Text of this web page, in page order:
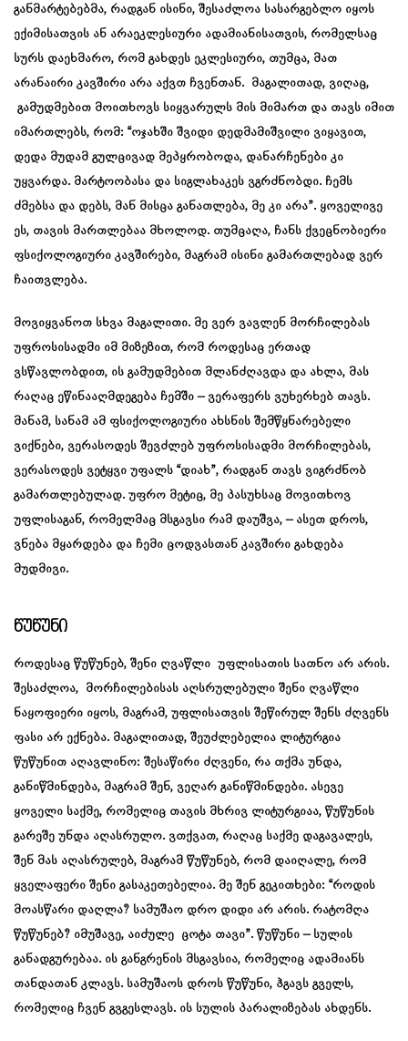
განმარტებებმა, რადგან ისინი, შესაძლოა სასარგებლო იყოს
ექიმისათვის ან არაეკლესიური ადამიანისათვის, რომელსაც
სურს დაეხმარო, რომ გახდეს ეკლესიური, თუმცა, მათ
არანაირი კავშირი არა აქვთ ჩვენთან. მაგალითად, ვიღაც,
გამუდმებით მოითხოვს სიყვარულს მის მიმართ და თავს იმით
იმართლებს, რომ: “ოჯახში შვიდი დედმამიშვილი ვიყავით,
დედა მუდამ გულცივად მეპყრობოდა, დანარჩენები კი
უყვარდა. მარტოობასა და სიგლახაკეს ვგრძნობდი. ჩემს
ძმებსა და დებს, მან მისცა განათლება, მე კი არა”. ყოველივე
ეს, თავის მართლებაა მხოლოდ. თუმცაღა, ჩანს ქვეცნობიერი
ფსიქოლოგიური კავშირები, მაგრამ ისინი გამართლებად ვერ
ჩაითვლება.
მოვიყვანოთ სხვა მაგალითი. მე ვერ ვავლენ მორჩილებას
უფროსისადმი იმ მიზეზით, რომ როდესაც ერთად
ვსწავლობდით, ის გამუდმებით მლანძღავდა და ახლა, მას
რაღაც ეწინააღმდეგება ჩემში – ვერაფერს ვუხერხებ თავს.
მანამ, სანამ ამ ფსიქოლოგიური ახსნის შემწყნარებელი
ვიქნები, ვერასოდეს შევძლებ უფროსისადმი მორჩილებას,
ვერასოდეს ვეტყვი უფალს “დიახ”, რადგან თავს ვიგრძნობ
გამართლებულად. უფრო მეტიც, მე პასუხსაც მოვითხოვ
უფლისაგან, რომელმაც მსგავსი რამ დაუშვა, – ასეთ დროს,
ვნება მყარდება და ჩემი ცოდვასთან კავშირი გახდება
მუდმივი.
Წუწუნი
როდესაც წუწუნებ, შენი ღვაწლი უფლისათის სათნო არ არის.
შესაძლოა, მორჩილებისას აღსრულებული შენი ღვაწლი
ნაყოფიერი იყოს, მაგრამ, უფლისათვის შეწირულ შენს ძღვენს
ფასი არ ექნება. მაგალითად, შეუძლებელია ლიტურგია
წუწუნით აღავლინო: შესაწირი ძღვენი, რა თქმა უნდა,
განიწმინდება, მაგრამ შენ, ვეღარ განიწმინდები. ასევე
ყოველი საქმე, რომელიც თავის მხრივ ლიტურგიაა, წუწუნის
გარეშე უნდა აღასრულო. ვთქვათ, რაღაც საქმე დაგავალეს,
შენ მას აღასრულებ, მაგრამ წუწუნებ, რომ დაიღალე, რომ
ყველაფერი შენი გასაკეთებელია. მე შენ გეკითხები: “როდის
მოასწარი დაღლა? სამუშაო დრო დიდი არ არის. რატომღა
წუწუნებ? იმუშავე, აიძულე ცოტა თავი”. წუწუნი – სულის
განადგურებაა. ის განგრენის მსგავსია, რომელიც ადამიანს
თანდათან კლავს. სამუშაოს დროს წუწუნი, ჰგავს გველს,
რომელიც ჩვენ გვგესლავს. ის სულის პარალიზებას ახდენს.